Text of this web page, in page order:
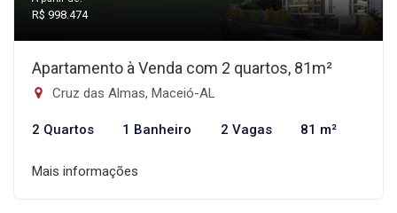
R$ 998.474
Apartamento à Venda com 2 quartos, 81m²
Cruz das Almas, Maceió-AL
2 Quartos 1 Banheiro 2 Vagas 81 m²
Mais informações